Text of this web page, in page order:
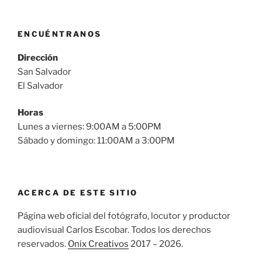
ENCUÉNTRANOS
Dirección
San Salvador
El Salvador
Horas
Lunes a viernes: 9:00AM a 5:00PM
Sábado y domingo: 11:00AM a 3:00PM
ACERCA DE ESTE SITIO
Página web oficial del fotógrafo, locutor y productor
audiovisual Carlos Escobar. Todos los derechos
reservados. Onix Creativos 2017 – 2026.